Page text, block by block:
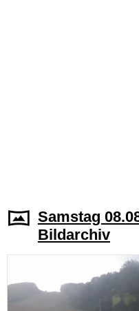
Samstag
Bildarchiv